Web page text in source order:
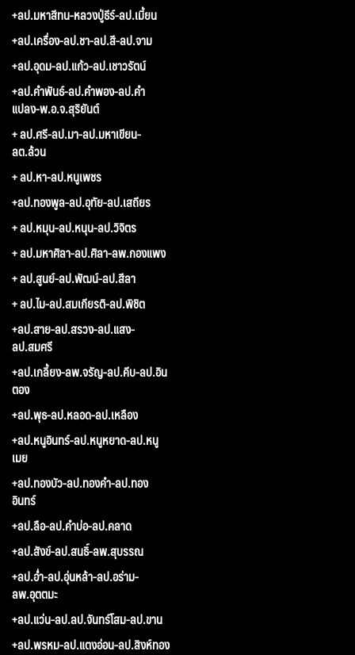
+ลป.มหาสีทน-หลวงปู่ธีร์-ลป.เมี้ยน
+ลป.เครื่อง-ลป.ชา-ลป.สี-ลป.จาม
+ลป.อุดม-ลป.แก้ว-ลป.เชาวรัตน์
+ลป.คำพันธ์-ลป.คำพอง-ลป.คำ
แปลง-พ.อ.จ.สุริยันต์
+ ลป.ศรี-ลป.มา-ลป.มหาเขียน-
ลต.ล้วน
+ ลป.หา-ลป.หนูเพชร
+ลป.ทองพูล-ลป.อุทัย-ลป.เสถียร
+ ลป.หมุน-ลป.หนุน-ลป.วิจิตร
+ ลป.มหาศิลา-ลป.ศิลา-ลพ.กองแพง
+ ลป.สูนย์-ลป.พัฒน์-ลป.สีลา
+ ลป.ไม-ลป.สมเกียรติ-ลป.พิชิต
+ลป.สาย-ลป.สรวง-ลป.แสง-
ลป.สมศรี
+ลป.เกลี้ยง-ลพ.จรัญ-ลป.คีบ-ลป.อิน
ตอง
+ลป.พุธ-ลป.หลอด-ลป.เหลือง
+ลป.หนูอินทร์-ลป.หนูหยาด-ลป.หนู
เมย
+ลป.ทองบัว-ลป.ทองคำ-ลป.ทอง
อินทร์
+ลป.ลือ-ลป.คำบ่อ-ลป.คลาด
+ลป.สังข์-ลป.สนธิ์-ลพ.สุบรรณ
+ลป.อ่ำ-ลป.อุ่นหล้า-ลป.อร่าม-
ลพ.อุตตมะ
+ลป.แว่น-ลป.ลป.จันทร์โสม-ลป.ขาน
+ลป.พรหม-ลป.แตงอ่อน-ลป.สิงห์ทอง